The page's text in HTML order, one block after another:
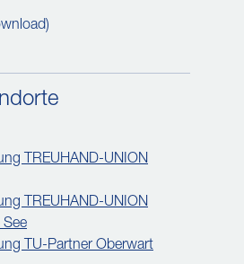
TREUHAND-UNION
TREUHAND-UNION
See
TU-Partner Oberwart